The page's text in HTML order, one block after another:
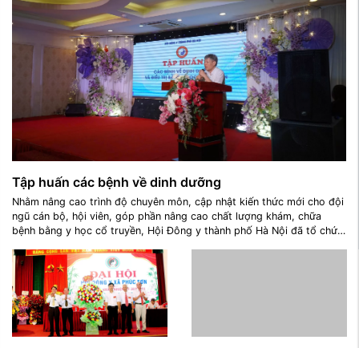
Tập huấn các bệnh về dinh dưỡng
Nhằm nâng cao trình độ chuyên môn, cập nhật kiến thức mới cho đội
ngũ cán bộ, hội viên, góp phần nâng cao chất lượng khám, chữa
bệnh bằng y học cổ truyền, Hội Đông y thành phố Hà Nội đã tổ chức
học cổ truyền" với sự tham dự của TTND.Ths Nguyễn Văn Dung chủ
tịch Hội đông y thành phố Hà Nội, cử ...